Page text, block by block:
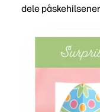
dele
Skriv ut, klipp
Engasjerer
Perfekt for
Bygger